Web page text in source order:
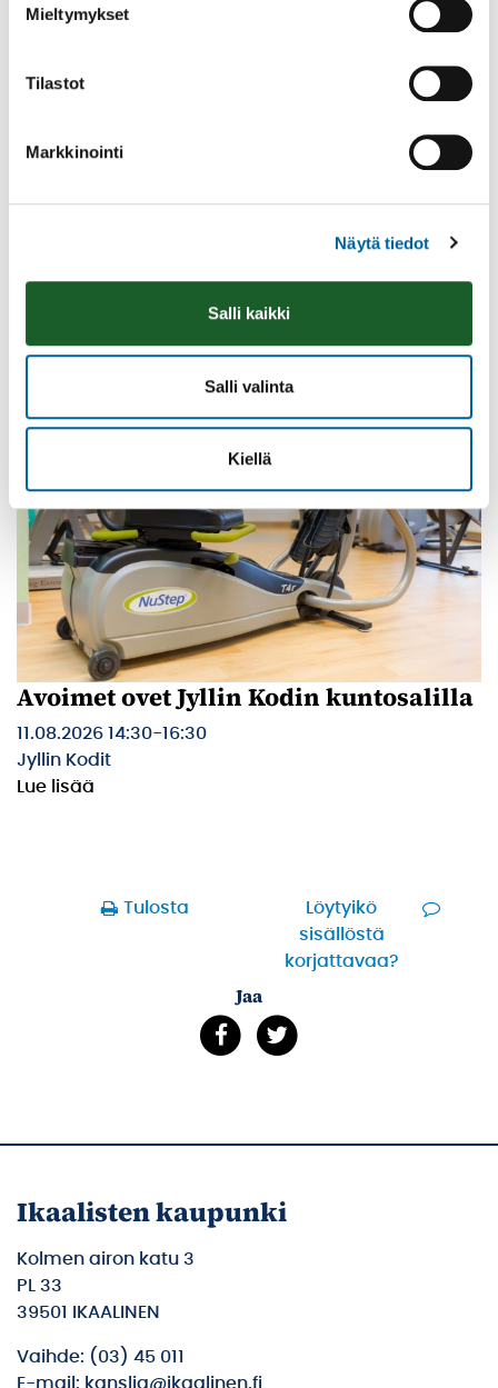
Mieltymykset
Tilastot
Markkinointi
Näytä tiedot
Salli kaikki
Salli valinta
Kiellä
Ikaalisten Nykymarttojen puuropäivä
10.08.2026 09:00-14:30
Avoimet ovet Jyllin Kodin kuntosalilla
11.08.2026 14:30-16:30
Jyllin Kodit
Lue lisää
Tulosta
Löytyikö
sisällöstä
korjattavaa?
Jaa
Ikaalisten kaupunki
Kolmen airon katu 3
PL 33
39501 IKAALINEN
Vaihde: (03) 45 011
E-mail: kanslia@ikaalinen.fi